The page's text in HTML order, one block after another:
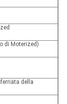
di Moterized)
della